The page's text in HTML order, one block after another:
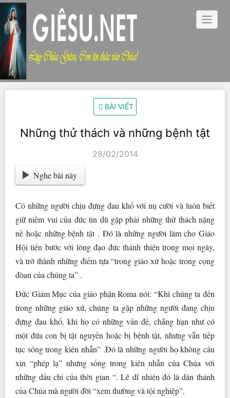
Skip
to
content
BÀI VIẾT
Những thử thách và những bệnh tật
28/02/2014
Nghe bài này
Có những người chịu đựng đau khổ với nụ cười và luôn biết
giữ niềm vui của đức tin dù gặp phải những thử thách nặng
nề hoặc những bệnh tật . Đó là những người làm cho Giáo
Hội tiến bước với lòng đạo đức thánh thiện trong mọi ngày,
và trở thành những điểm tựa “trong giáo xứ hoặc trong cọng
đòan của chúng ta” .
Đức Giám Mục của giáo phận Roma nói: “Khi chúng ta đến
trong những giáo xứ, chúng ta gặp những người đang chịu
đựng đau khổ, khi họ có những vấn đề, chẳng hạn như có
một đứa con bị tật nguyền hoặc bị bệnh tật, nhưng vẫn tiếp
tục sống trong kiên nhẫn” .Đó là những người họ không cầu
xin “phép lạ” nhưng sống trong kiên nhẫn của Chúa với
những dấu chỉ của thời gian “. Lẽ dĩ nhiên đó là dân thánh
của Chúa mà người đời “xem thường và tội nghiệp”.